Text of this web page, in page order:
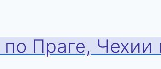
Праге, Чехии